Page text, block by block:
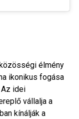
élmény
ikonikus fogása
Az idei
vállalja a
kínálják a